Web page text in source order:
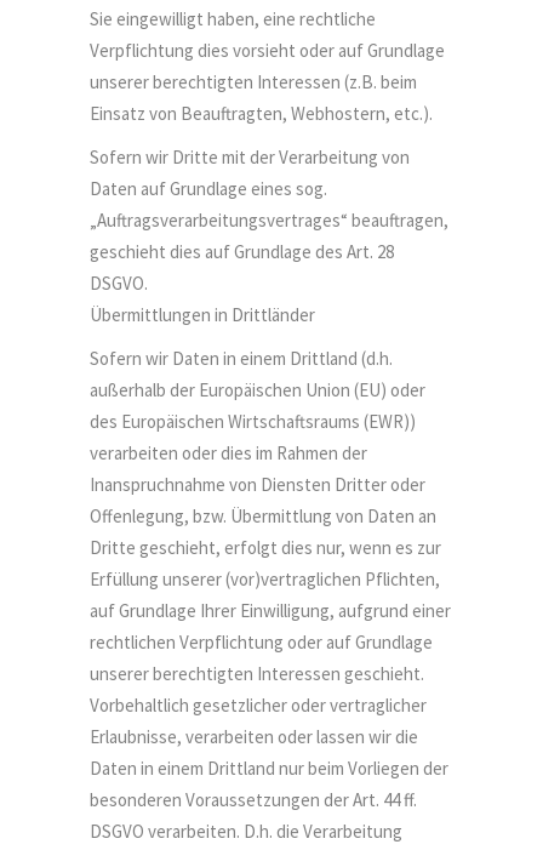
Sie eingewilligt haben, eine rechtliche
Verpflichtung dies vorsieht oder auf Grundlage
unserer berechtigten Interessen (z.B. beim
Einsatz von Beauftragten, Webhostern, etc.).
Sofern wir Dritte mit der Verarbeitung von
Daten auf Grundlage eines sog.
„Auftragsverarbeitungsvertrages“ beauftragen,
geschieht dies auf Grundlage des Art. 28
DSGVO.
Übermittlungen in Drittländer
Sofern wir Daten in einem Drittland (d.h.
außerhalb der Europäischen Union (EU) oder
des Europäischen Wirtschaftsraums (EWR))
verarbeiten oder dies im Rahmen der
Inanspruchnahme von Diensten Dritter oder
Offenlegung, bzw. Übermittlung von Daten an
Dritte geschieht, erfolgt dies nur, wenn es zur
Erfüllung unserer (vor)vertraglichen Pflichten,
auf Grundlage Ihrer Einwilligung, aufgrund einer
rechtlichen Verpflichtung oder auf Grundlage
unserer berechtigten Interessen geschieht.
Vorbehaltlich gesetzlicher oder vertraglicher
Erlaubnisse, verarbeiten oder lassen wir die
Daten in einem Drittland nur beim Vorliegen der
besonderen Voraussetzungen der Art. 44 ff.
DSGVO verarbeiten. D.h. die Verarbeitung